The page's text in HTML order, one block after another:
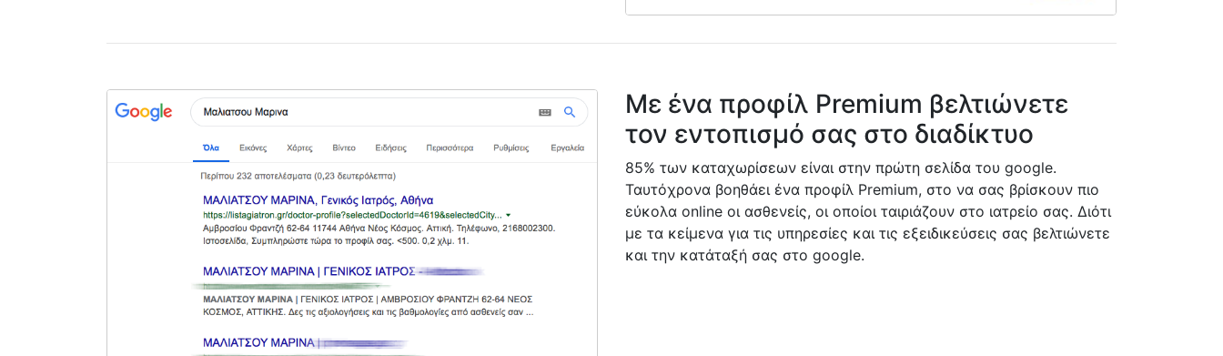
Με ένα προφίλ Premium βελτιώνετε
τον εντοπισμό σας στο διαδίκτυο
85% των καταχωρίσεων είναι στην πρώτη σελίδα του google.
Ταυτόχρονα βοηθάει ένα προφίλ Premium, στο να σας βρίσκουν πιο
εύκολα online οι ασθενείς, οι οποίοι ταιριάζουν στο ιατρείο σας. Διότι
με τα κείμενα για τις υπηρεσίες και τις εξειδικεύσεις σας βελτιώνετε
και την κατάταξή σας στο google.